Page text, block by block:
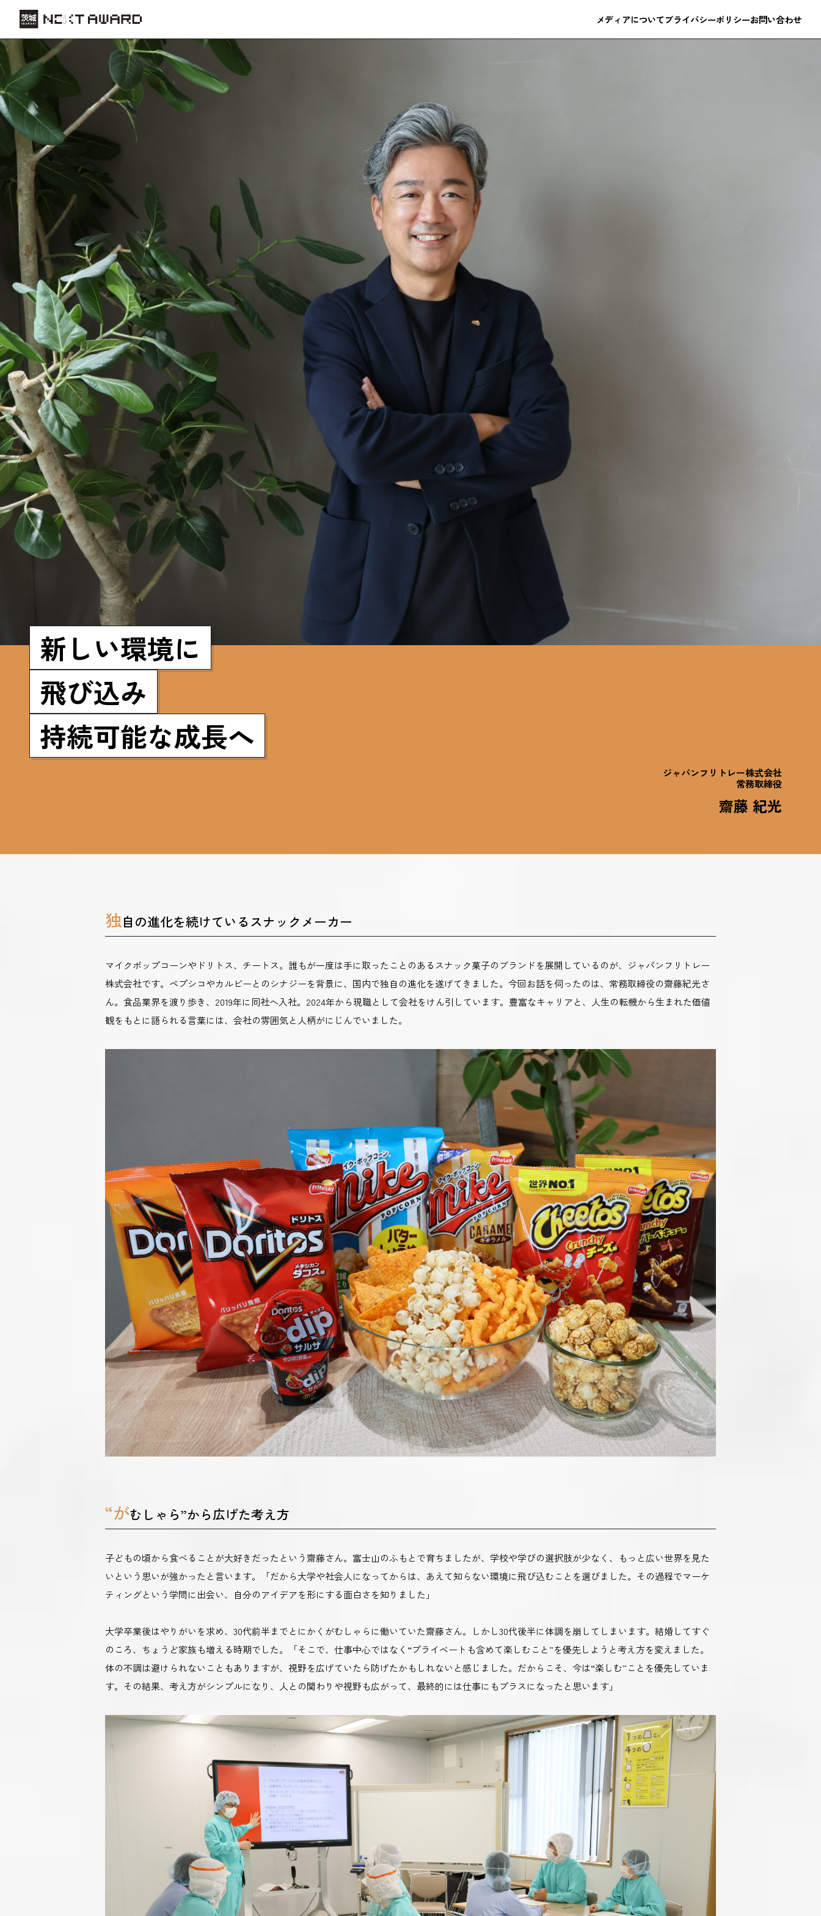
メディアについてプライバシーポリシーお問い合わせ
新しい環境に
飛び込み
持続可能な成長へ
ジャパンフリトレー株式会社
常務取締役
齋藤 紀光
独自の進化を続けているスナックメーカー
マイクポップコーンやドリトス、チートス。誰もが一度は手に取ったことのあるスナック菓子のブランドを展開しているのが、ジャパンフリトレー
株式会社です。ペプシコやカルビーとのシナジーを背景に、国内で独自の進化を遂げてきました。今回お話を伺ったのは、常務取締役の齋藤紀光さ
ん。食品業界を渡り歩き、2019年に同社へ入社。2024年から現職として会社をけん引しています。豊富なキャリアと、人生の転機から生まれた価値
観をもとに語られる言葉には、会社の雰囲気と人柄がにじんでいました。
“がむしゃら”から広げた考え方
子どもの頃から食べることが大好きだったという齋藤さん。富士山のふもとで育ちましたが、学校や学びの選択肢が少なく、もっと広い世界を見た
いという思いが強かったと言います。「だから大学や社会人になってからは、あえて知らない環境に飛び込むことを選びました。その過程でマーケ
ティングという学問に出会い、自分のアイデアを形にする面白さを知りました」
大学卒業後はやりがいを求め、30代前半までとにかくがむしゃらに働いていた齋藤さん。しかし30代後半に体調を崩してしまいます。結婚してすぐ
のころ、ちょうど家族も増える時期でした。「そこで、仕事中心ではなく“プライベートも含めて楽しむこと”を優先しようと考え方を変えました。
体の不調は避けられないこともありますが、視野を広げていたら防げたかもしれないと感じました。だからこそ、今は“楽しむ”ことを優先していま
す。その結果、考え方がシンプルになり、人との関わりや視野も広がって、最終的には仕事にもプラスになったと思います」